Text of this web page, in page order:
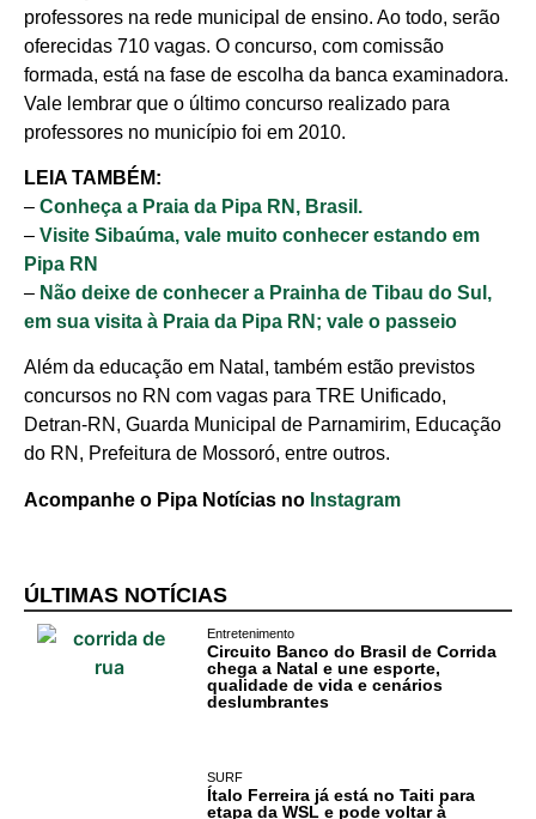
professores na rede municipal de ensino. Ao todo, serão
oferecidas 710 vagas. O concurso, com comissão
formada, está na fase de escolha da banca examinadora.
Vale lembrar que o último concurso realizado para
professores no município foi em 2010.
LEIA TAMBÉM:
– Conheça a Praia da Pipa RN, Brasil.
– Visite Sibaúma, vale muito conhecer estando em
Pipa RN
– Não deixe de conhecer a Prainha de Tibau do Sul,
em sua visita à Praia da Pipa RN; vale o passeio
Além da educação em Natal, também estão previstos
concursos no RN com vagas para TRE Unificado,
Detran-RN, Guarda Municipal de Parnamirim, Educação
do RN, Prefeitura de Mossoró, entre outros.
Acompanhe o Pipa Notícias no Instagram
ÚLTIMAS NOTÍCIAS
Entretenimento
Circuito Banco do Brasil de Corrida
chega a Natal e une esporte,
qualidade de vida e cenários
deslumbrantes
SURF
Ítalo Ferreira já está no Taiti para
etapa da WSL e pode voltar à